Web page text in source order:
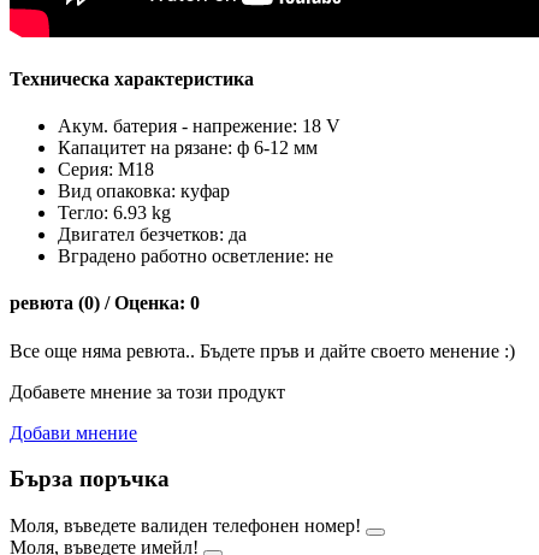
Техническа характеристика
Акум. батерия - напрежение: 18 V
Капацитет на рязане: ф 6-12 мм
Серия: M18
Вид опаковка: куфар
Тегло: 6.93 kg
Двигател безчетков: да
Вградено работно осветление: не
ревюта (0) / Оценка: 0
Все още няма ревюта.. Бъдете пръв и дайте своето менение :)
Добавете мнение за този продукт
Добави мнение
Бърза поръчка
Моля, въведете валиден телефонен номер!
Моля, въведете имейл!